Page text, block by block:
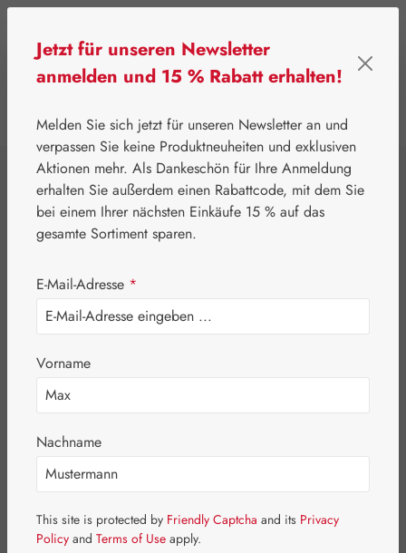
⌂ Gall Pharma Aminosäuren
L-Phenylalanin 500
mg GPH Kapseln
Bildergalerie überspringen
Jetzt für unseren Newsletter
anmelden und 15 % Rabatt erhalten!
Melden Sie sich jetzt für unseren Newsletter an und
verpassen Sie keine Produktneuheiten und exklusiven
Aktionen mehr. Als Dankeschön für Ihre Anmeldung
erhalten Sie außerdem einen Rabattcode, mit dem Sie
bei einem Ihrer nächsten Einkäufe 15 % auf das
gesamte Sortiment sparen.
E-Mail-Adresse *
Vorname
Nachname
This site is protected by Friendly Captcha and its Privacy
Policy and Terms of Use apply.